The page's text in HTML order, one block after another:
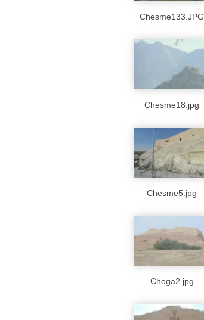
Chesme133.JPG
Chesme18.jpg
Chesme5.jpg
Choga2.jpg